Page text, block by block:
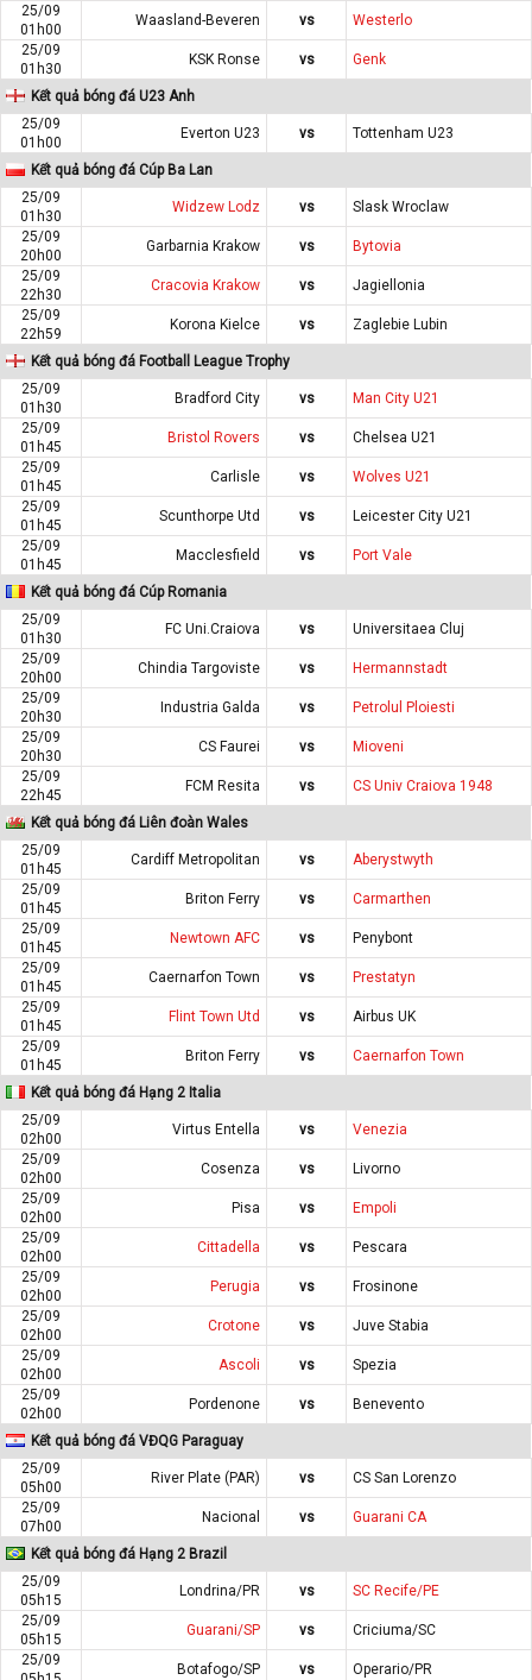
25/09
01h00
Waasland-Beveren vs
Westerlo
25/09
01h30
KSK Ronse vs Genk
Kết quả bóng đá U23 Anh
25/09
01h00
Everton U23 vs Tottenham U23
Kết quả bóng đá Cúp Ba Lan
25/09
01h30
Widzew Lodz vs
Slask Wroclaw
25/09
20h00
Garbarnia Krakow vs
Bytovia
25/09
22h30
Cracovia Krakow vs
Jagiellonia
25/09
22h59
Korona Kielce vs Zaglebie Lubin
Kết quả bóng đá Football League Trophy
25/09
01h30
Bradford City vs
Man City U21
25/09
01h45
Bristol Rovers vs
Chelsea U21
25/09
01h45
Carlisle vs
Wolves U21
25/09
01h45
Scunthorpe Utd vs
Leicester City U21
25/09
01h45
Macclesfield vs Port Vale
Kết quả bóng đá Cúp Romania
25/09
01h30
FC Uni.Craiova vs
Universitaea Cluj
25/09
20h00
Chindia Targoviste vs
Hermannstadt
25/09
20h30
Industria Galda vs
Petrolul Ploiesti
25/09
20h30
CS Faurei vs
Mioveni
25/09
22h45
FCM Resita vs CS Univ Craiova 1948
Kết quả bóng đá Liên đoàn Wales
25/09
01h45
Cardiff Metropolitan vs
Aberystwyth
25/09
01h45
Briton Ferry vs
Carmarthen
25/09
01h45
Newtown AFC vs
Penybont
25/09
01h45
Caernarfon Town vs
Prestatyn
25/09
01h45
Flint Town Utd vs
Airbus UK
25/09
01h45
Briton Ferry vs Caernarfon Town
Kết quả bóng đá Hạng 2 Italia
25/09
02h00
Virtus Entella vs
Venezia
25/09
02h00
Cosenza vs
Livorno
25/09
02h00
Pisa vs
Empoli
25/09
02h00
Cittadella vs
Pescara
25/09
02h00
Perugia vs
Frosinone
25/09
02h00
Crotone vs
Juve Stabia
25/09
02h00
Ascoli vs
Spezia
25/09
02h00
Pordenone vs Benevento
Kết quả bóng đá VĐQG Paraguay
25/09
05h00
River Plate (PAR) vs
CS San Lorenzo
25/09
07h00
Nacional vs Guarani CA
Kết quả bóng đá Hạng 2 Brazil
25/09
05h15
Londrina/PR vs
SC Recife/PE
25/09
05h15
Guarani/SP vs
Criciuma/SC
25/09
Botafogo/SP vs Operario/PR